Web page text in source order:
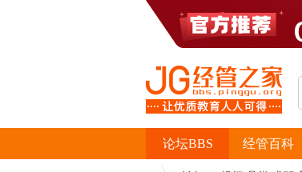
经管百科
论坛BBS